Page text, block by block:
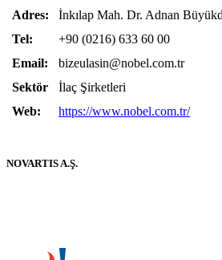
Adres:
İnkılap Mah. Dr. Adnan
Tel:
+90 (0216) 633 60 00
Email:
bizeulasin@nobel.com.tr
Sektör
İlaç Şirketleri
Web:
https://www.nobel.com.tr/
NOVARTIS A.Ş.